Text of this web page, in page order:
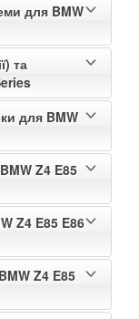
для BMW
та
для BMW
Z4 E85
Z4 E85 E86
Z4 E85